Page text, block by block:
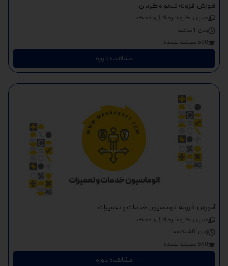
آموزش افزونه تنخواه گردان
مدرس: گروه نرم افزاری محک
زمان: 1 ساعت
590 شرکت کننده
مشاهده دوره
آموزش افزونه اتوماسیون خدمات و تعمیرات
مدرس: گروه نرم افزاری محک
زمان: 46 دقیقه
640 شرکت کننده
مشاهده دوره